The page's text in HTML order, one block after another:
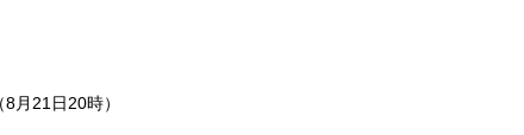
月21日20時）